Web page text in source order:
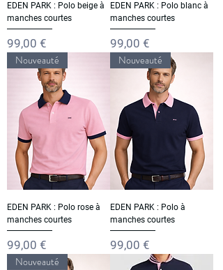
EDEN PARK : Polo beige à
manches courtes
Prix
99,00 €
EDEN PARK : Polo blanc à
manches courtes
Prix
99,00 €
Nouveauté
EDEN PARK : Polo rose à
manches courtes
Prix
99,00 €
Nouveauté
EDEN PARK : Polo à
manches courtes
Prix
99,00 €
Nouveauté